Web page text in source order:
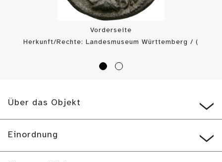
Vorderseite
Herkunft/Rechte: Landesmuseum Württemberg / (
Über das Objekt
Einordnung